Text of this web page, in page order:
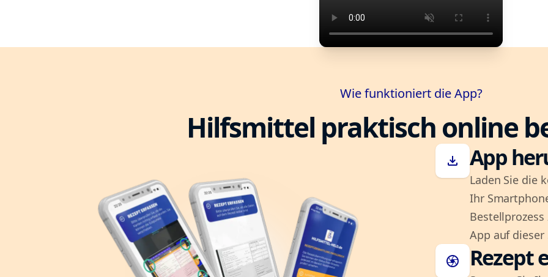
Wie funktioniert die App?
Hilfsmittel praktisch online
download App
Laden Sie die
Ihr
App auf dieser
camera Rezept